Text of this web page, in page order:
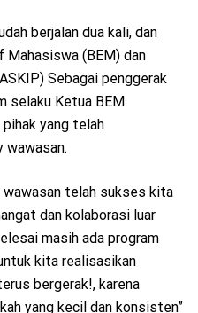
berjalan dua kali, dan
Mahasiswa (BEM) dan
Sebagai penggerak
selaku Ketua BEM
yang telah
wawasan.
wawasan telah sukses kita
dan kolaborasi luar
masih ada program
kita realisasikan
bergerak!, karena
yang kecil dan konsisten”